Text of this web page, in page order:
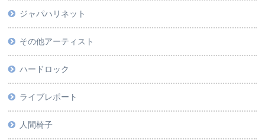
ジャパハリネット
その他アーティスト
ハードロック
ライブレポート
人間椅子